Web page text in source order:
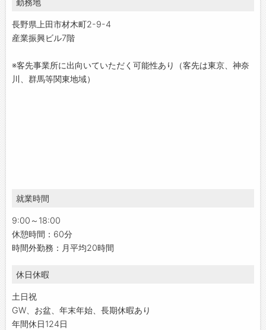
勤務地
長野県上田市材木町2-9-4
産業振興ビル7階
※客先事業所に出向いていただく可能性あり（客先は東京、神奈
川、群馬等関東地域）
就業時間
9:00～18:00
休憩時間：60分
時間外勤務：月平均20時間
休日休暇
土日祝
GW、お盆、年末年始、長期休暇あり
年間休日124日